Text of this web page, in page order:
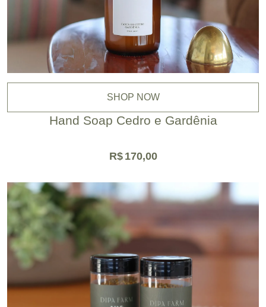
SHOP NOW
Hand Soap Cedro e Gardênia
R$ 170,00